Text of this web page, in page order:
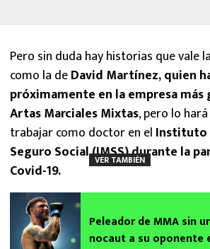
Pero sin duda hay historias que vale
como la deDavid Martínez, quien
próximamente en la empresa más
Artas Marciales Mixtas, pero lo
trabajar como doctor en el Instituto
Seguro Social (IMSS) durante la
Covid-19.
VER TAMBIÉN
Peleador de MMA sin
nocaut a su oponente